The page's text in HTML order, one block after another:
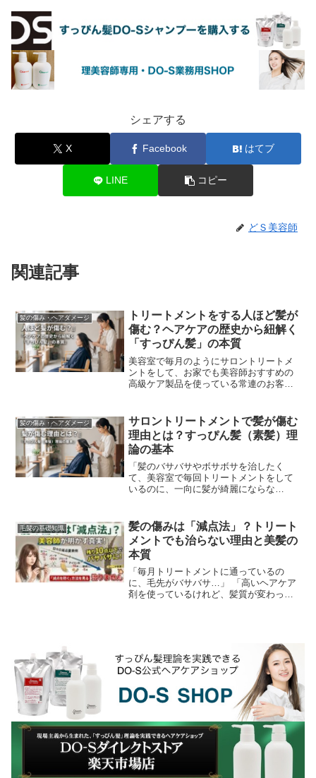
シェアする
X Facebook はてブ
LINE コピー
どＳ美容師
関連記事
髪の傷み・ヘアダメージ
トリートメントをする人ほど髪が
傷む？ヘアケアの歴史から紐解く
「すっぴん髪」の本質
美容室で毎月のようにサロントリートメ
ントをして、お家でも美容師おすすめの
高級ケア製品を使っている常連のお客
りも確実に髪がボサボサ...
髪の傷み・ヘアダメージ
サロントリートメントで髪が傷む
理由とは？すっぴん髪（素髪）理
論の基本
「髪のバサバサやボサボサを治したく
て、美容室で毎回トリートメントをして
いるのに、一向に髪が綺麗にならな
うサロントリートメントが、逆...
毛髪の基礎知識
髪の傷みは「減点法」？トリート
メントでも治らない理由と美髪の
本質
「毎月トリートメントに通っているの
に、毛先がバサバサ…」 「高いヘアケア
剤を使っているけれど、髪質が変わった